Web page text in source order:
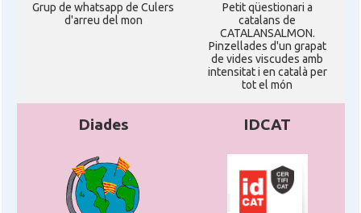
Grup de whatsapp de Culers
d'arreu del mon
Petit qüestionari a
catalans de
CATALANSALMON.
Pinzellades d'un grapat
de vides viscudes amb
intensitat i en català per
tot el món
Diades IDCAT